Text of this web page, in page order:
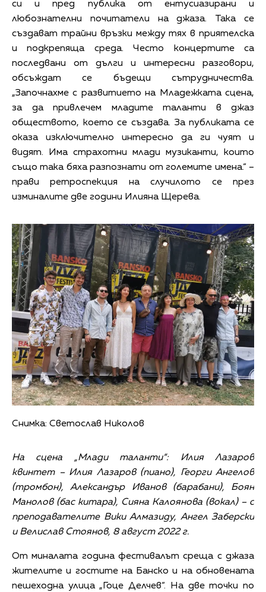
си и пред публика от ентусиазирани и
любознателни почитатели на джаза. Така се
създават трайни връзки между тях в приятелска
и подкрепяща среда. Често концертите са
последвани от дълги и интересни разговори,
обсъждат се бъдещи сътрудничества.
„Започнахме с развитието на Младежката сцена,
за да привлечем младите таланти в джаз
обществото, което се създава. За публиката се
оказа изключително интересно да ги чуят и
видят. Има страхотни млади музиканти, които
също така бяха разпознати от големите имена.“ –
прави ретроспекция на случилото се през
изминалите две години Илияна Щерева.
Снимка: Светослав Николов
На сцена „Млади таланти“: Илия Лазаров
квинтет – Илия Лазаров (пиано), Георги Ангелов
(тромбон), Александър Иванов (барабани), Боян
Манолов (бас китара), Сияна Калоянова (вокал) – с
преподавателите Вики Алмазиду, Ангел Заберски
и Велислав Стоянов, 8 август 2022 г.
От миналата година фестивалът среща с джаза
жителите и гостите на Банско и на обновената
пешеходна улица „Гоце Делчев“. На две точки по